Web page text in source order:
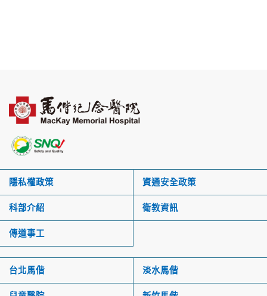
隱私權政策 資通安全政策
科部介紹 衛教資訊
傳道事工
台北馬偕 淡水馬偕